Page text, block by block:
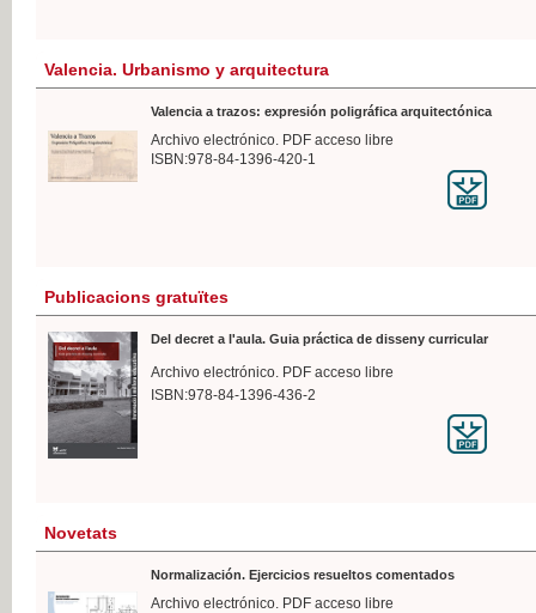
Valencia. Urbanismo y arquitectura
Valencia a trazos: expresión poligráfica arquitectónica
Archivo electrónico. PDF acceso libre
ISBN:978-84-1396-420-1
Publicacions gratuïtes
Del decret a l'aula. Guia práctica de disseny curricular
Archivo electrónico. PDF acceso libre
ISBN:978-84-1396-436-2
Novetats
Normalización. Ejercicios resueltos comentados
Archivo electrónico. PDF acceso libre